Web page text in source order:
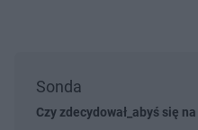
Sonda
Czy zdecydował_abyś się